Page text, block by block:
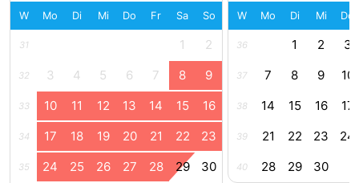
Schouwen-
Duiveland
Renesse
Brouwershaven
Bruinisse
W Mo Di Mi Do Fr Sa So
31 1 2
32 3 4 5 6 7 8 9
33 10 11 12 13 14 15 16
34 17 18 19 20 21 22 23
35 24 25 26 27 28 29 30
W Mo Di Mi Do
36 1 2 3
37 7 8 9 10
38 14 15 16 17
39 21 22 23 24
40 28 29 30